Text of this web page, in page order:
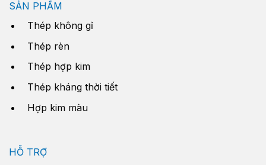
SẢN PHẨM
Thép không gỉ
Thép rèn
Thép hợp kim
Thép kháng thời tiết
Hợp kim màu
HỖ TRỢ